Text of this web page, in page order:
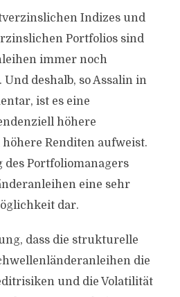
Indizes und
Portfolios sind
immer noch
deshalb, so Assalin in
ist es eine
höhere
Renditen aufweist.
des Portfoliomanagers
eine sehr
dar.
dass die strukturelle
die
und die Volatilität